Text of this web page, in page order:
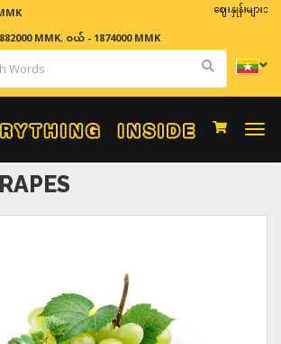
ဈေးနှုန်းများသည်
MMK, ဝယ် - 1874000 MMK